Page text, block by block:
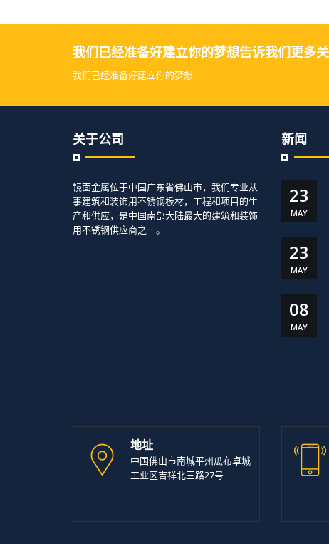
我们已经准备好建立你的梦想告诉我们更多
我们已经准备好建立你的梦想
关于公司
镜面金属位于中国广东省佛山市，我们专业从
事建筑和装饰用不锈钢板材，工程和项目的生
产和供应，是中国南部大陆最大的建筑和装饰
用不锈钢供应商之一。
新闻
23
MAY
23
MAY
08
MAY
地址
中国佛山市南城平州瓜布卓城
工业区吉祥北三路27号